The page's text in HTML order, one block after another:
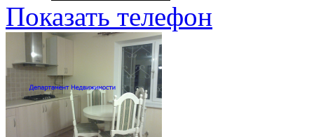
Показать телефон